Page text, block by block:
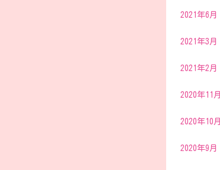
2021年6月
2021年3月
2021年2月
2020年11月
2020年10月
2020年9月